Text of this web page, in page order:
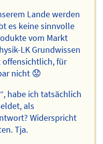
Lande werden
es keine sinnvolle
vom Markt
LK Grundwissen
offensichtlich, für
nicht 😟
habe ich tatsächlich
als
Widerspricht
Tja.